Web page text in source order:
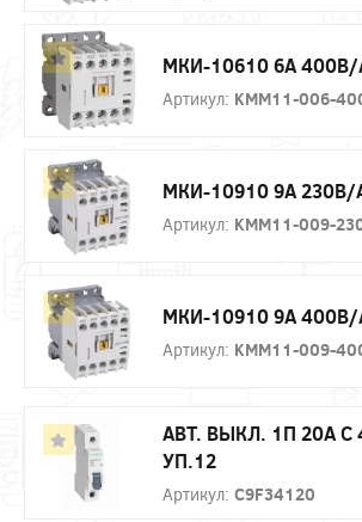
МКИ-10610 6А
Артикул: KMM11-006-
МКИ-10910 9А
Артикул: KMM11-009-
МКИ-10910 9А
Артикул: KMM11-009-
АВТ. ВЫКЛ. 1П 20А С
УП.12
Артикул: C9F34120